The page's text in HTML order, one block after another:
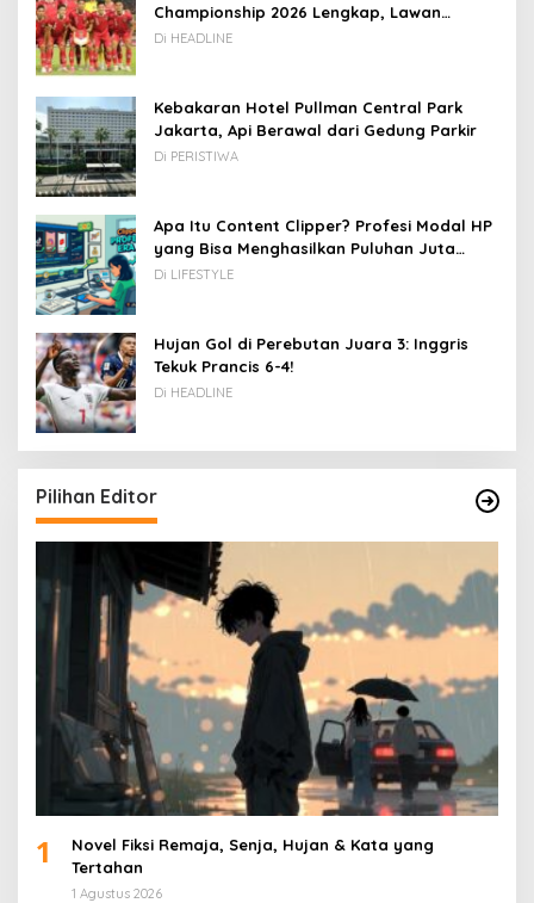
Championship 2026 Lengkap, Lawan
Kamboja hingga Vietnam
Di HEADLINE
Kebakaran Hotel Pullman Central Park
Jakarta, Api Berawal dari Gedung Parkir
Di PERISTIWA
Apa Itu Content Clipper? Profesi Modal HP
yang Bisa Menghasilkan Puluhan Juta
Rupiah
Di LIFESTYLE
Hujan Gol di Perebutan Juara 3: Inggris
Tekuk Prancis 6-4!
Di HEADLINE
Pilihan Editor
1
Novel Fiksi Remaja, Senja, Hujan & Kata yang
Tertahan
1 Agustus 2026